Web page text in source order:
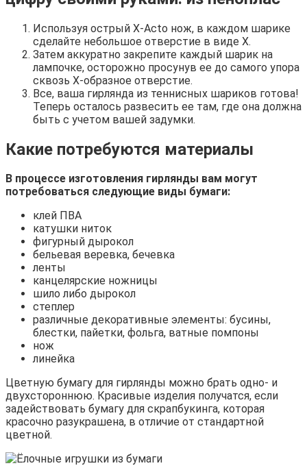
Используя острый X-Acto нож, в каждом шарике
сделайте небольшое отверстие в виде X.
Затем аккуратно закрепите каждый шарик на
лампочке, осторожно просунув ее до самого упора
сквозь X-образное отверстие.
Все, ваша гирлянда из теннисных шариков готова!
Теперь осталось развесить ее там, где она должна
быть с учетом вашей задумки.
Какие потребуются материалы
В процессе изготовления гирлянды вам могут
потребоваться следующие виды бумаги:
клей ПВА
катушки ниток
фигурный дырокол
бельевая веревка, бечевка
ленты
канцелярские ножницы
шило либо дырокол
степлер
различные декоративные элементы: бусины,
блестки, пайетки, фольга, ватные помпоны
нож
линейка
Цветную бумагу для гирлянды можно брать одно- и
двухстороннюю. Красивые изделия получатся, если
задействовать бумагу для скрапбукинга, которая
красочно разукрашена, в отличие от стандартной
цветной.